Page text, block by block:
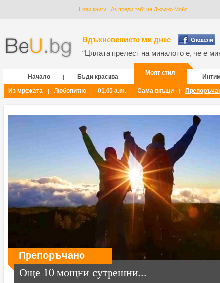
Нови книги: „Аз преди теб“ на Джоджо Мойс
Вдъхновението ми днес
“Цялата прелест на миналото е, че е
Начало | Бъди красива |
Моят стил
|
Из мрежата
| Любопитно | 01.00 a.m. | Сама вкъщи |
Препоръчано
Още 10 мощни сутрешни...